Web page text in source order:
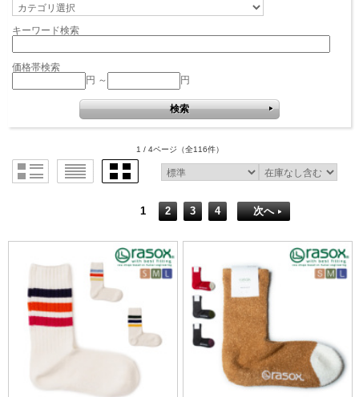
キーワード検索
価格帯検索
円 ～
円
1 / 4ページ （全116件）
1 2 3 4 次へ